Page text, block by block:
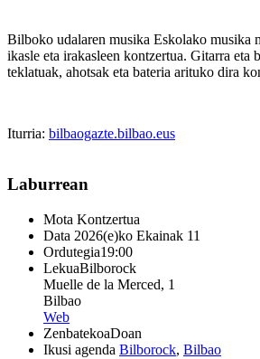
Bilboko udalaren musika Eskolako musika
ikasle eta irakasleen kontzertua. Gitarra eta
teklatuak, ahotsak eta bateria arituko dira
Iturria: bilbaogazte.bilbao.eus
Laburrean
Mota Kontzertua
Data 2026(e)ko Ekainak 11
Ordutegia19:00
LekuaBilborock
Muelle de la Merced, 1
Bilbao
Web
ZenbatekoaDoan
Ikusi agenda Bilborock, Bilbao